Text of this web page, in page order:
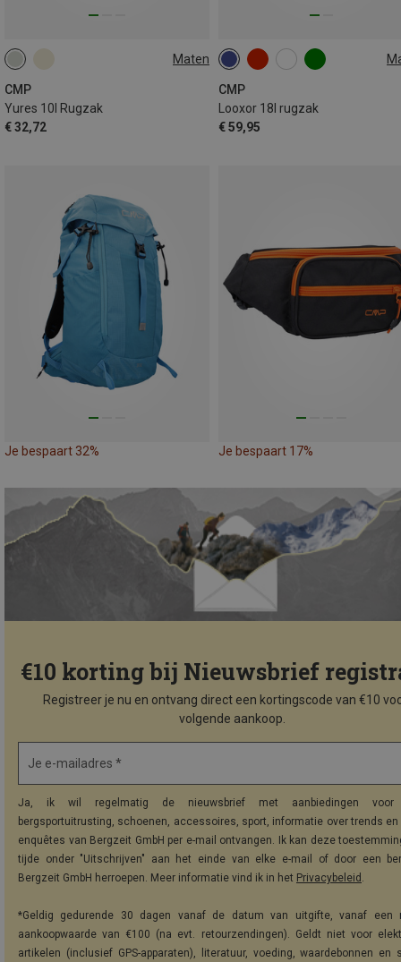
Maten
CMP
Yures 10l Rugzak
€ 32,72
10L
CMP
Looxor 18l rugzak
€ 59,95
18L
Je bespaart 32% Je bespaart 17%
€10 korting bij Nieuwsbrief
Registreer je nu en ontvang direct een kortingscode van €10
volgende aankoop.
Je e-mailadres *
Ja, ik wil regelmatig de nieuwsbrief met aanbiedingen voor
bergsportuitrusting, schoenen, accessoires, sport, informatie over trends
enquêtes van Bergzeit GmbH per e-mail ontvangen. Ik kan deze
tijde onder "Uitschrijven" aan het einde van elke e-mail of door een
Bergzeit GmbH herroepen. Meer informatie vind ik in het Privacybeleid .
*Geldig gedurende 30 dagen vanaf de datum van uitgifte, vanaf een
aankoopwaarde van €100 (na evt. retourzendingen). Geldt niet voor
artikelen (inclusief GPS-apparaten), literatuur, voeding, waardebonnen en